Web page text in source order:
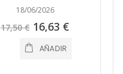
18/06/2026
17,50 € Precio
especial
16,63 €
AÑADIR